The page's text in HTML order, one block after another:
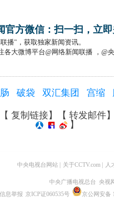
官方微信：扫一扫，立
播"，获取独家新闻资讯。
各大微博平台@网络新闻联播 ，@
破袋 双汇集团 宫缩
复制链接】【 转发邮件
】
中央电视台网站 关于CCTV.com 人
中央广播电视总台 央视
息举报 京ICP证060535号
京公网安备